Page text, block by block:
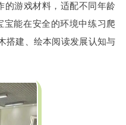
的游戏材料，适配不同年龄
能在安全的环境中练习爬
搭建、绘本阅读发展认知与